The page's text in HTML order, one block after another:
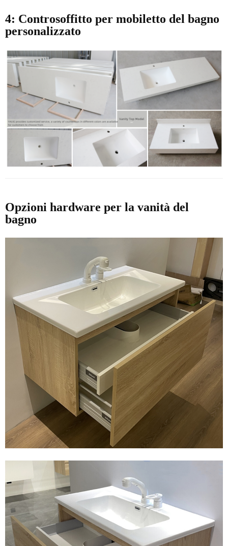
4: Controsoffitto per mobiletto del bagno
personalizzato
Opzioni hardware per la vanità del
bagno